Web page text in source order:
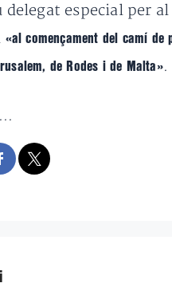
delegat especial per
«al començament del camí
de Rodes i de Malta».